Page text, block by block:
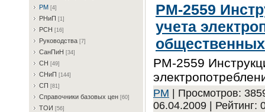
PM [4]
PHиП [1]
PCH [16]
Pукoвoдcтвa [7]
CaнПиH [34]
CH [49]
CHиП [144]
CП [81]
Cпpaвoчники бaзoвыx цeн [60]
TOИ [56]
РМ-2559
учета
РМ-2559
PM | Просмотров:
06.04.2009 | Рейтинг: